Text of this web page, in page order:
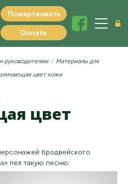
Пожертвовать
Donate
руководителям
Материалы для
цвет кожи
цвет
бродвейского
пел такую песню: